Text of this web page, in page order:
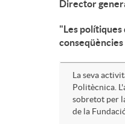
Director
"Les polítiques
conseqüències
La seva
Politècnica.
sobretot per
de la